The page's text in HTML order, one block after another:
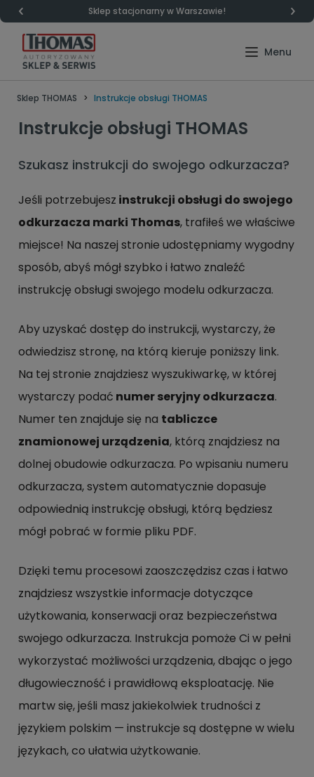
Sklep stacjonarny w Warszawie!
Sklep THOMAS Instrukcje obsługi THOMAS
Instrukcje obsługi THOMAS
Szukasz instrukcji do swojego odkurzacza?
Jeśli potrzebujesz instrukcji obsługi do swojego
odkurzacza marki Thomas, trafiłeś we właściwe
miejsce! Na naszej stronie udostępniamy wygodny
sposób, abyś mógł szybko i łatwo znaleźć
instrukcję obsługi swojego modelu odkurzacza.
Aby uzyskać dostęp do instrukcji, wystarczy, że
odwiedzisz stronę, na którą kieruje poniższy link.
Na tej stronie znajdziesz wyszukiwarkę, w której
wystarczy podać numer seryjny odkurzacza.
Numer ten znajduje się na tabliczce
znamionowej urządzenia, którą znajdziesz na
dolnej obudowie odkurzacza. Po wpisaniu numeru
odkurzacza, system automatycznie dopasuje
odpowiednią instrukcję obsługi, którą będziesz
mógł pobrać w formie pliku PDF.
Dzięki temu procesowi zaoszczędzisz czas i łatwo
znajdziesz wszystkie informacje dotyczące
użytkowania, konserwacji oraz bezpieczeństwa
swojego odkurzacza. Instrukcja pomoże Ci w pełni
wykorzystać możliwości urządzenia, dbając o jego
długowieczność i prawidłową eksploatację. Nie
martw się, jeśli masz jakiekolwiek trudności z
językiem polskim — instrukcje są dostępne w wielu
językach, co ułatwia użytkowanie.